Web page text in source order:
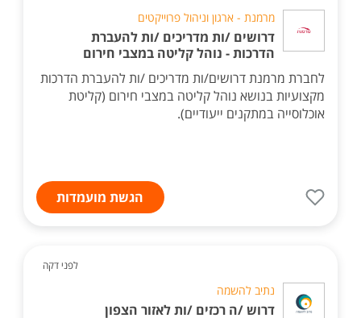
מרמנת - ארגון וניהול פרוייקטים
דרושים /ות מדריכים /ות להעברת
הדרכות - נוהל קליטה במצבי חירום
לחברת מרמנת דרושים/ות מדריכים /ות להעברת הדרכות
מקצועיות בנושא נוהל קליטה במצבי חירום (קליטת
אוכלוסייה במתקנים ייעודיים).
הגשת מועמדות
לפני דקה
נתיב להשמה
דרוש /ה רכזים /ות לאזור הצפון